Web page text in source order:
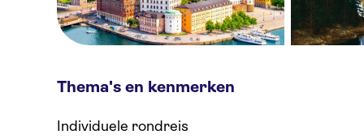
Thema's en kenmerken
Individuele rondreis